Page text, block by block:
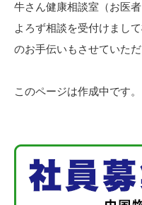
牛さん健康相談室（お医
よろず相談を受付けまし
のお手伝いもさせていただ
このページは作成中です。